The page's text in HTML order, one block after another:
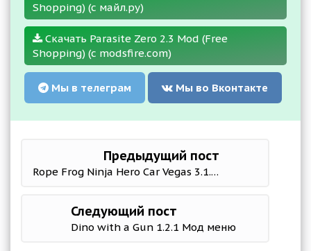
Shopping) (с майл.ру)
Скачать Parasite Zero 2.3 Mod (Free
Shopping) (с modsfire.com)
Мы в телеграм Мы во Вконтакте
Предыдущий пост
Rope Frog Ninja Hero Car Vegas 3.1.7 (Mod Money)
Следующий пост
Dino with a Gun 1.2.1 Мод меню